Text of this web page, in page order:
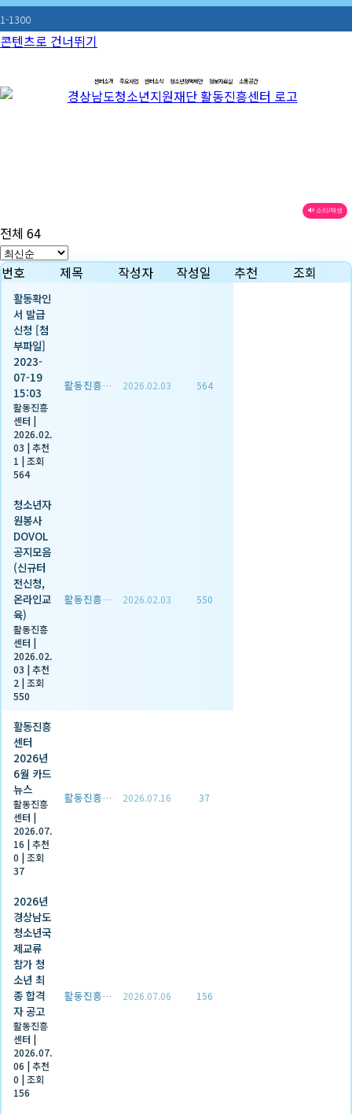
콘텐츠로 건너뛰기
센터소개 주요사업 센터소식 청소년정책제안 정보자료실 소통공간
🔊 소리/재생
전체 64
번호 제목 작성자 작성일 추천 조회
활동확인
서 발급
신청 [첨
부파일]
2023-
07-19
15:03
활동진흥
센터 |
2026.02.
03 |추천
1 |조회
564
활동진흥센터 2026.02.03 564
청소년자
원봉사
DOVOL
공지모음
(신규터
전신청,
온라인교
육)
활동진흥
센터 |
2026.02.
03 |추천
2 |조회
550
활동진흥센터 2026.02.03 550
활동진흥
센터
2026년
6월 카드
뉴스
활동진흥
센터 |
2026.07.
16 |추천
0 |조회
37
활동진흥센터 2026.07.16 37
2026년
경상남도
청소년국
제교류
참가 청
소년 최
종 합격
자 공고
활동진흥
센터 |
2026.07.
06 |추천
0 |조회
156
활동진흥센터 2026.07.06 156